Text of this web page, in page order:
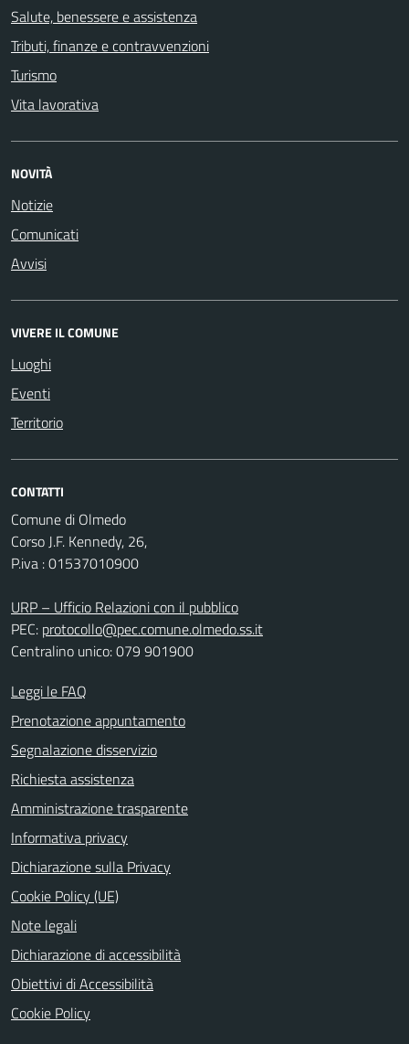
Salute, benessere e assistenza
Tributi, finanze e contravvenzioni
Turismo
Vita lavorativa
NOVITÀ
Notizie
Comunicati
Avvisi
VIVERE IL COMUNE
Luoghi
Eventi
Territorio
CONTATTI
Comune di Olmedo
Corso J.F. Kennedy, 26,
P.iva : 01537010900
URP – Ufficio Relazioni con il pubblico
PEC: protocollo@pec.comune.olmedo.ss.it
Centralino unico: 079 901900
Leggi le FAQ
Prenotazione appuntamento
Segnalazione disservizio
Richiesta assistenza
Amministrazione trasparente
Informativa privacy
Dichiarazione sulla Privacy
Cookie Policy (UE)
Note legali
Dichiarazione di accessibilità
Obiettivi di Accessibilità
Cookie Policy